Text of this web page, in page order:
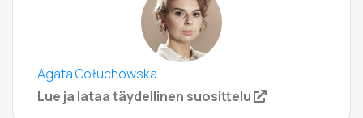
Agata Gołuchowska
Lue ja lataa täydellinen suosittelu
(opens in a